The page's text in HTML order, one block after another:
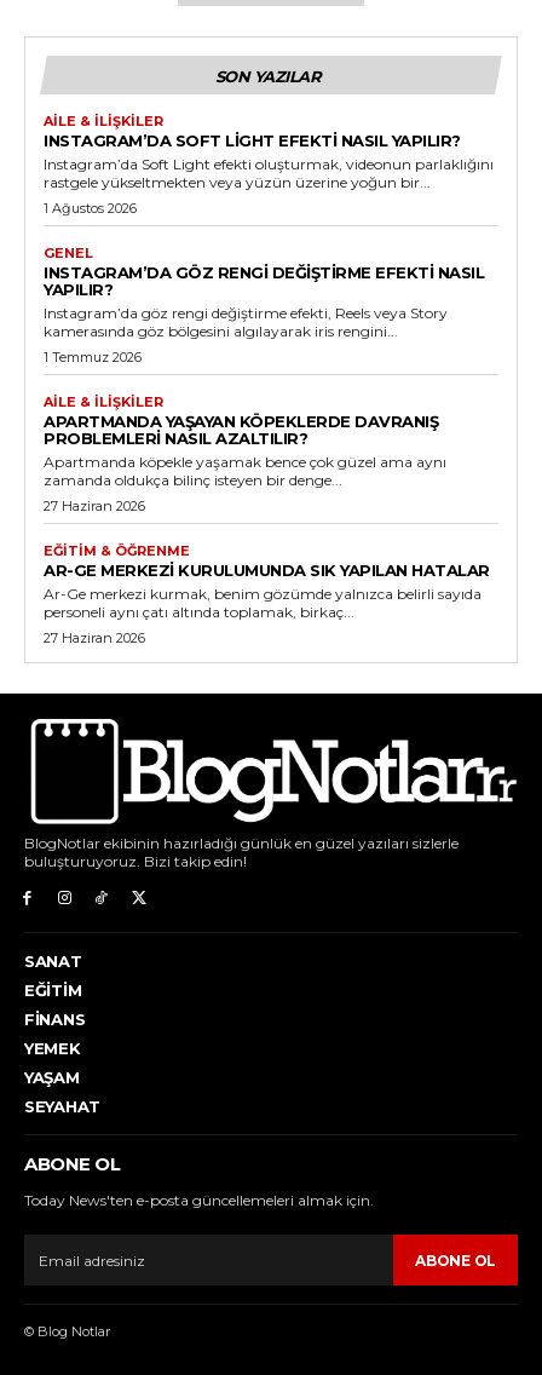
SON YAZILAR
AILE & İLIŞKILER
INSTAGRAM’DA SOFT LIGHT EFEKTI NASIL YAPILIR?
Instagram’da Soft Light efekti oluşturmak, videonun parlaklığını
rastgele yükseltmekten veya yüzün üzerine yoğun bir...
1 Ağustos 2026
GENEL
INSTAGRAM’DA GÖZ RENGI DEĞIŞTIRME EFEKTI NASIL
YAPILIR?
Instagram’da göz rengi değiştirme efekti, Reels veya Story
kamerasında göz bölgesini algılayarak iris rengini...
1 Temmuz 2026
AILE & İLIŞKILER
APARTMANDA YAŞAYAN KÖPEKLERDE DAVRANIŞ
PROBLEMLERI NASIL AZALTILIR?
Apartmanda köpekle yaşamak bence çok güzel ama aynı
zamanda oldukça bilinç isteyen bir denge...
27 Haziran 2026
EĞITIM & ÖĞRENME
AR-GE MERKEZI KURULUMUNDA SIK YAPILAN HATALAR
Ar-Ge merkezi kurmak, benim gözümde yalnızca belirli sayıda
personeli aynı çatı altında toplamak, birkaç...
27 Haziran 2026
BlogNotlar ekibinin hazırladığı günlük en güzel yazıları sizlerle
buluşturuyoruz. Bizi takip edin!
SANAT
EĞITIM
FINANS
YEMEK
YAŞAM
SEYAHAT
ABONE OL
Today News'ten e-posta güncellemeleri almak için.
ABONE OL
© Blog Notlar